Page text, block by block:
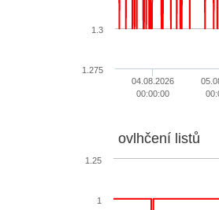
04.08.2026
00:00:00
1.275
1.3
ovlhčení listů
1
1.25